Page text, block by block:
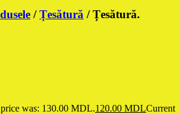
/Țesătură / Țesătură.
was: 130.00 MDL.120.00 MDLCurrent